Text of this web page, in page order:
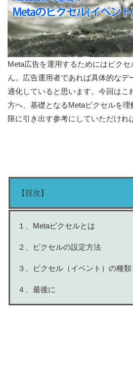
Meta広告を運用するためにはピク
ん。広告運用者であれば具体的なデ
適化していると思います。今回はこ
方へ、基礎となるMetaピクセルを
限に引き出す参考にしていただけれ
【目次】
１、Metaピクセルとは
２、ピクセルの設定方法
３、ピクセル（イベント）の種類
４、最後に